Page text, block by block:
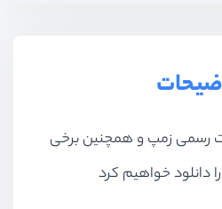
رسمی زمپ و همچنین برخی
دانلود خواهیم کرد